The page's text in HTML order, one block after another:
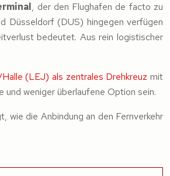
, der den Flughafen de facto zu
Düsseldorf (DUS) hingegen verfügen
bedeutet. Aus rein logistischer
(LEJ) als zentrales Drehkreuz mit
und weniger überlaufene Option sein.
wie die Anbindung an den Fernverkehr